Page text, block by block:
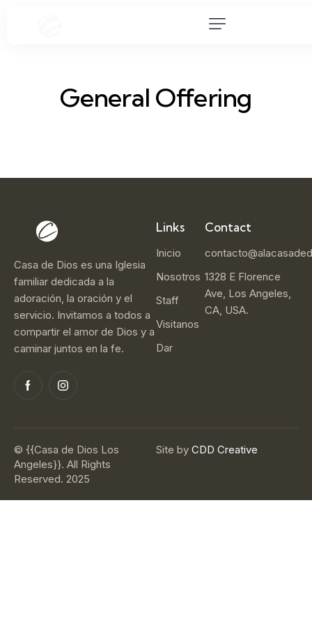
General Offering
Casa de Dios es una Iglesia
familiar dedicada a la
adoración, la oración y el
servicio. Invitamos a todos a
compartir el amor de Dios y a
caminar juntos en la fe.
Links
Inicio
Nosotros
Staff
Visitanos
Dar
Contact
1328 E Florence
Ave, Los Angeles,
CA, USA.
© {{Casa de Dios Los
Angeles}}. All Rights
Reserved. 2025
Site by CDD Creative